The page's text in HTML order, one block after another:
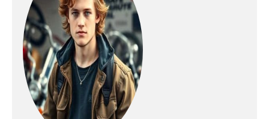
faciles et un ajustement
plus proche et plus
optimisé. Nouveau
panneau de microfibre
synthétique sur le côté
médial pour une
résistance accrue à
l’abrasion et une
meilleure sensation en